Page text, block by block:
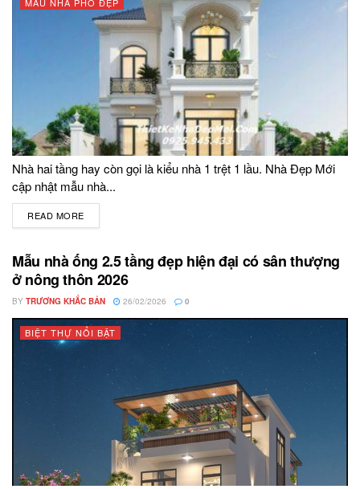
MẪU NHÀ PHỐ ĐẸP
Nhà hai tầng hay còn gọi là kiểu nhà 1 trệt 1 lầu. Nhà Đẹp Mới
cập nhật mẫu nhà...
READ MORE
Mẫu nhà ống 2.5 tầng đẹp hiện đại có sân thượng
ở nông thôn 2026
BY TRƯƠNG KHẮC BẢN 26/02/2026 0
BIỆT THỰ NỔI BẬT